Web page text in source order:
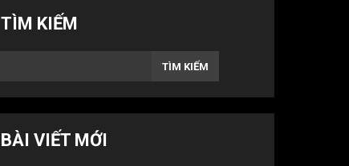
TÌM KIẾM
TÌM KIẾM
BÀI VIẾT MỚI